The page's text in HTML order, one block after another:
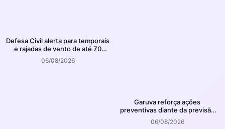
Defesa Civil alerta para temporais
e rajadas de vento de até 70
km/h em Joinville
06/08/2026
Garuva reforça ações
preventivas diante da previsão
de atuação do El Niño
06/08/2026